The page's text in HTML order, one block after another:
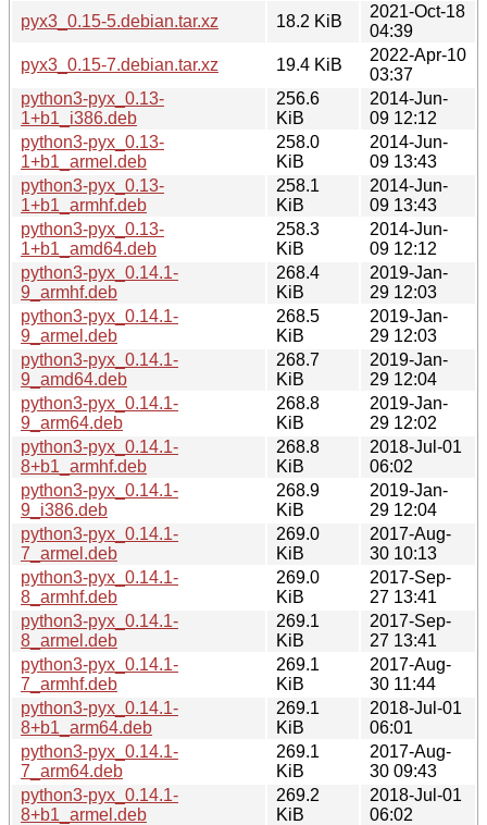
pyx3_0.15-5.debian.tar.xz
18.2 KiB
2021-Oct-18
04:39
pyx3_0.15-7.debian.tar.xz
19.4 KiB
2022-Apr-10
03:37
python3-pyx_0.13-
1+b1_i386.deb
256.6
KiB
2014-Jun-
09 12:12
python3-pyx_0.13-
1+b1_armel.deb
258.0
KiB
2014-Jun-
09 13:43
python3-pyx_0.13-
1+b1_armhf.deb
258.1
KiB
2014-Jun-
09 13:43
python3-pyx_0.13-
1+b1_amd64.deb
258.3
KiB
2014-Jun-
09 12:12
python3-pyx_0.14.1-
9_armhf.deb
268.4
KiB
2019-Jan-
29 12:03
python3-pyx_0.14.1-
9_armel.deb
268.5
KiB
2019-Jan-
29 12:03
python3-pyx_0.14.1-
9_amd64.deb
268.7
KiB
2019-Jan-
29 12:04
python3-pyx_0.14.1-
9_arm64.deb
268.8
KiB
2019-Jan-
29 12:02
python3-pyx_0.14.1-
8+b1_armhf.deb
268.8
KiB
2018-Jul-01
06:02
python3-pyx_0.14.1-
9_i386.deb
268.9
KiB
2019-Jan-
29 12:04
python3-pyx_0.14.1-
7_armel.deb
269.0
KiB
2017-Aug-
30 10:13
python3-pyx_0.14.1-
8_armhf.deb
269.0
KiB
2017-Sep-
27 13:41
python3-pyx_0.14.1-
8_armel.deb
269.1
KiB
2017-Sep-
27 13:41
python3-pyx_0.14.1-
7_armhf.deb
269.1
KiB
2017-Aug-
30 11:44
python3-pyx_0.14.1-
8+b1_arm64.deb
269.1
KiB
2018-Jul-01
06:01
python3-pyx_0.14.1-
7_arm64.deb
269.1
KiB
2017-Aug-
30 09:43
python3-pyx_0.14.1-
8+b1_armel.deb
269.2
KiB
2018-Jul-01
06:02